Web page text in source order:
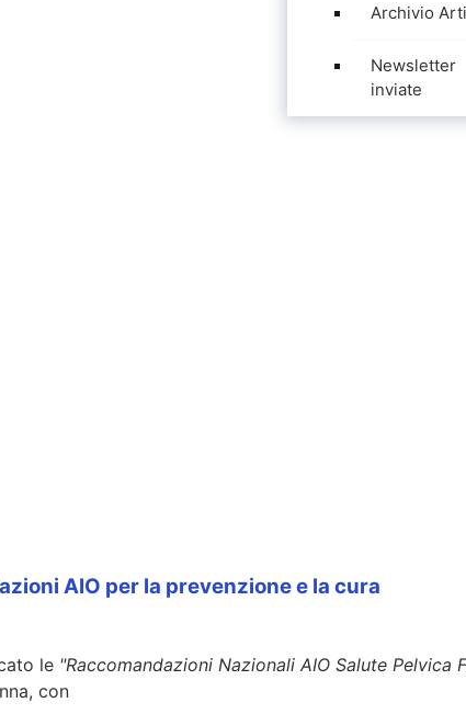
Archivio
Newsletter
inviate
AIO per la prevenzione e la cura
le "Raccomandazioni Nazionali AIO Salute Pelvica
con